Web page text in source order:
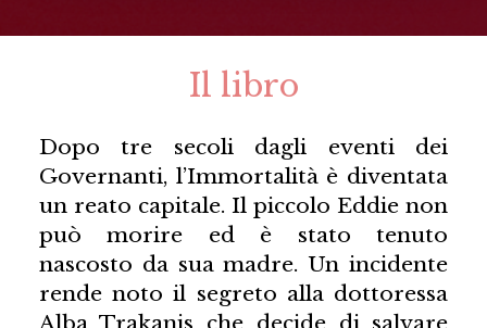
Il libro
Dopo tre secoli dagli eventi dei
Governanti, l’Immortalità è diventata
un reato capitale. Il piccolo Eddie non
può morire ed è stato tenuto
nascosto da sua madre. Un incidente
rende noto il segreto alla dottoressa
Alba Trakanis che decide di salvare